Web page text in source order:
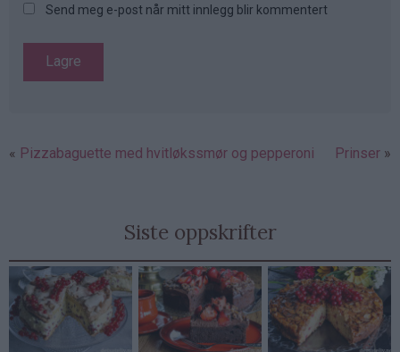
Send meg e-post når mitt innlegg blir kommentert
Pizzabaguette med hvitløkssmør og pepperoni Prinser
Siste oppskrifter